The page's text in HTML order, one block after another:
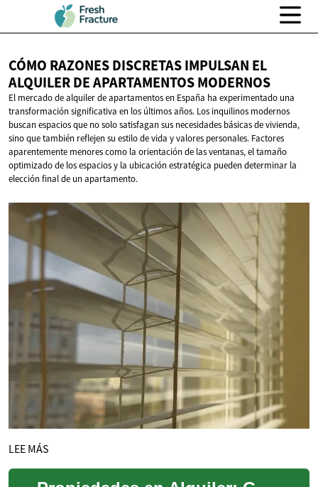
CÓMO RAZONES DISCRETAS IMPULSAN EL
ALQUILER DEAPARTAMENTOS MODERNOS
El mercado de alquiler de apartamentos en España ha experimentado una
transformación significativa en los últimos años. Los inquilinos modernos
buscan espacios que no solo satisfagan sus necesidades básicas de vivienda,
sino que también reflejen su estilo de vida y valores personales. Factores
aparentemente menores como la orientación de las ventanas, el tamaño
optimizado de los espacios y la ubicación estratégica pueden determinar la
elección final de un apartamento.
LEE MÁS